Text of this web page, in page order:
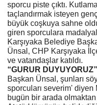
sporcu piste çıktı.
taçlandırmak isteyen
büyük coşkuya sahne
giren sporculara
Karşıyaka Belediye
Ünsal, CHP Karşıyaka
ve vatandaşlar katıldı.
“GURUR DUYUYORUZ”
Başkan Ünsal, şunları
sporcuları severim' diyen
bugün bir arada